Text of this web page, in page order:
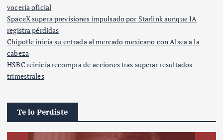
vocería oficial
SpaceX supera previsiones impulsado por Starlink aunque IA
registra pérdidas
Chipotle inicia su entrada al mercado mexicano con Alsea a la
cabeza
HSBC reinicia recompra de acciones tras superar resultados
trimestrales
Te lo Perdiste